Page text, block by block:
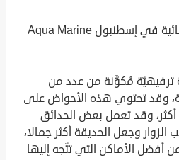
ترفيهيّة مُكوَّنة من عدد من
وقد تحتوي هذه الأحواض على
أكثر، وقد تعمل بعض الحدائق
وجعل الحديقة أكثر جمالا،
أفضل الأماكن التي تتّجه إليها